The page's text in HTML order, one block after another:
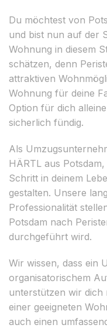
Du möchtest von
und bist nun auf der
Wohnung in diesem
schätzen, denn
attraktiven
Wohnung für deine
Option für dich
sicherlich fündig.
Als
HÄRTL aus
Schritt in deinem
gestalten. Unsere
Professionalität
Potsdam nach
durchgeführt wird.
Wir wissen, dass ein
organisatorischem
unterstützen wir
einer geeigneten
auch einen